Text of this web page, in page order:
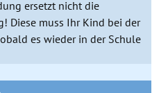
ersetzt nicht die
Diese muss Ihr Kind bei der
es wieder in der Schule